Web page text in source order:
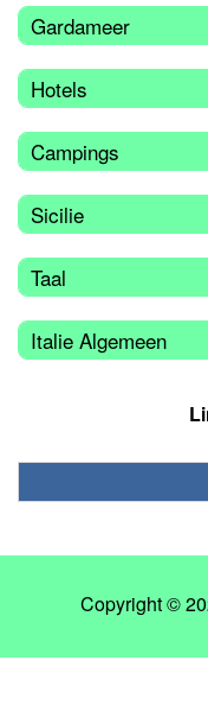
Gardameer
Hotels
Campings
Sicilie
Taal
Italie Algemeen
Copyright ©